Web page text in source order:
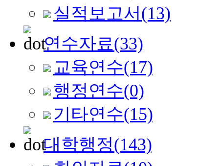
실적보고서 (13)
연수자료(33)
교육연수(17)
행정연수(0)
기타연수(15)
대학행정(143)